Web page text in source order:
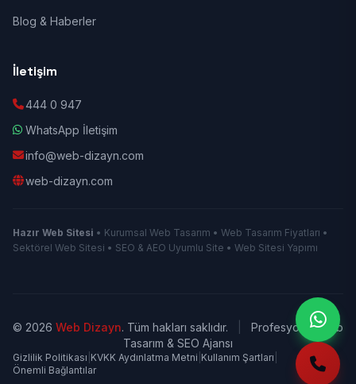
Blog & Haberler
İletişim
444 0 947
WhatsApp İletişim
info@web-dizayn.com
web-dizayn.com
Hazır Web Sitesi • Kurumsal Web Tasarım • Web Tasarım Fiyatları •
Sektörel Web Sitesi • SEO & AEO Uyumlu Site • Web Sitesi Yapımı
© 2026 Web Dizayn. Tüm hakları saklıdır.
Profesyonel Web
Tasarım & SEO Ajansı
Gizlilik Politikası KVKK Aydınlatma Metni Kullanım Şartları
Önemli Bağlantılar